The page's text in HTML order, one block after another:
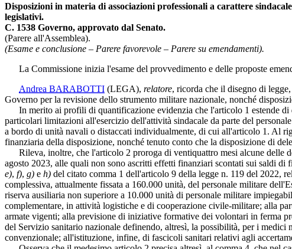
Disposizioni in materia di associazioni professionali a carattere
legislativi.
C. 1538 Governo, approvato dal Senato.
(Parere all'Assemblea).
(Esame e conclusione – Parere favorevole – Parere su emendamenti).
La Commissione inizia l'esame del provvedimento e delle proposte
Andrea BARABOTTI (LEGA), relatore, ricorda che il disegno di
Governo per la revisione dello strumento militare nazionale, nonché
In merito ai profili di quantificazione evidenzia che l'articolo 1 estende di
particolari limitazioni all'esercizio dell'attività sindacale da parte del
a bordo di unità navali o distaccati individualmente, di cui all'articolo 1. Al
finanziaria della disposizione, nonché tenuto conto che la disposizione di
Rileva, inoltre, che l'articolo 2 proroga di ventiquattro mesi alcune delle
agosto 2023, alle quali non sono ascritti effetti finanziari scontati sui saldi
e), f), g) e h) del citato comma 1 dell'articolo 9 della legge n. 119 del 2022,
complessiva, attualmente fissata a 160.000 unità, del personale militare
riserva ausiliaria non superiore a 10.000 unità di personale militare
complementare, in attività logistiche e di cooperazione civile-militare; alla
armate vigenti; alla previsione di iniziative formative dei volontari in ferma
del Servizio sanitario nazionale definendo, altresì, la possibilità, per i
convenzionale; all'istituzione, infine, di fascicoli sanitari relativi agli